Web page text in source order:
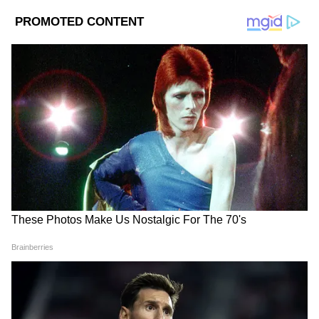
2
Image Credit : Getty
'সেলিব্রিটি নেট ওয়ার্থ'-এর তথ্য অনুযায়ী, ৩৩ বছর
বয়সি নেইমারের সম্পদের পরিমাণ আনুমানিক ৪৫০
মিলিয়ন ডলার। এই অংকের মধ্যে রয়েছে চারটি
ক্লাবে খেলার সুবাদে দুই দশকেরও বেশি সময়ের
ফুটবল-আয়, প্রতি বছর প্রায় ৩০ মিলিয়ন ডলার
মূল্যের 'পুমা' (Puma) বুট চুক্তি এবং ব্রাজিল,
মিয়ামি ও দুবাই জুড়ে থাকা বিলাসবহুল রিয়েল
এস্টেট বা সম্পত্তির মালিকানা। তাঁর এই আর্থিক